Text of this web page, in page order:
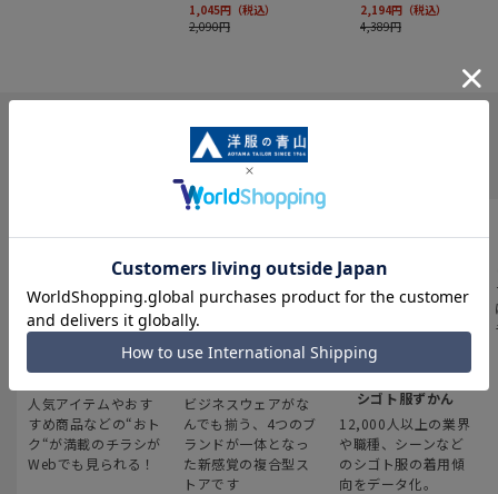
INFORMATION
最新のお買い得情報
人気アイテムやおす
すめ商品などの“おト
ク“が満載のチラシが
Webでも見られる！
スーツスクエア
ビジネスウェアがな
んでも揃う、4つのブ
ランドが一体となっ
た新感覚の複合型ス
トアです
みんなの
シゴト服ずかん
12,000人以上の業界
や職種、シーンなど
のシゴト服の着用傾
向をデータ化。